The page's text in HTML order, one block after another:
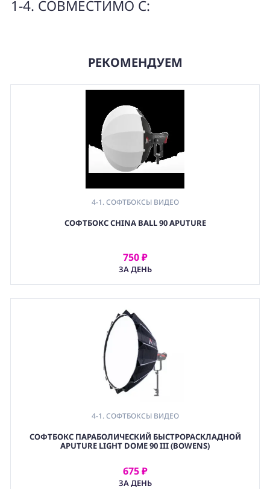
1-4. СОВМЕСТИМО С:
РЕКОМЕНДУЕМ
4-1. СОФТБОКСЫ ВИДЕО
4. СВЕТОФОРМИРУЮЩИЕ НАСАДКИ
СОФТБОКС CHINA BALL 90 APUTURE
750 ₽
ЗА ДЕНЬ
АРЕНДОВАТЬ
4-1. СОФТБОКСЫ ВИДЕО
4. СВЕТОФОРМИРУЮЩИЕ НАСАДКИ
,
СОФТБОКС ПАРАБОЛИЧЕСКИЙ БЫСТРОРАСКЛАДНОЙ
APUTURE LIGHT DOME 90 III (BOWENS)
675 ₽
ЗА ДЕНЬ
АРЕНДОВАТЬ